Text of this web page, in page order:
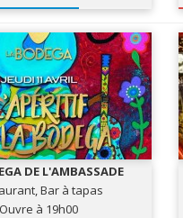
DE L'AMBASSADE
Bar à tapas
Ouvre à 19h00